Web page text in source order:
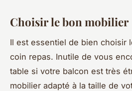
Choisir le bon mobilier
Il est essentiel de bien choisir
coin repas. Inutile de vous
table si votre balcon est très
mobilier adapté à la taille de